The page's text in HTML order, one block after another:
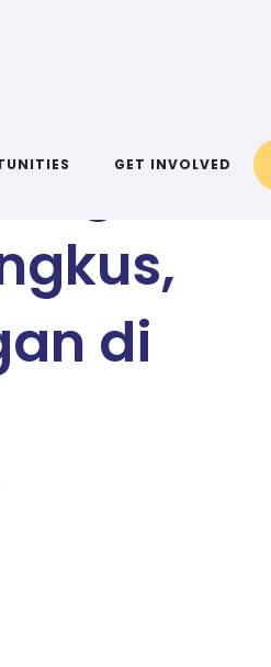
GET INVOLVED
lebih
di